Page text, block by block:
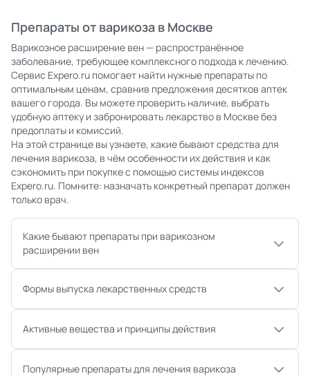
Препараты от варикоза в Москве
Варикозное расширение вен — распространённое
заболевание, требующее комплексного подхода к лечению.
Сервис Expero.ru помогает найти нужные препараты по
оптимальным ценам, сравнив предложения десятков аптек
вашего города. Вы можете проверить наличие, выбрать
удобную аптеку и забронировать лекарство в Москве без
предоплаты и комиссий.
На этой странице вы узнаете, какие бывают средства для
лечения варикоза, в чём особенности их действия и как
сэкономить при покупке с помощью системы индексов
Expero.ru. Помните: назначать конкретный препарат должен
только врач.
Какие бывают препараты при варикозном
расширении вен
Формы выпуска лекарственных средств
Активные вещества и принципы действия
Популярные препараты для лечения варикоза